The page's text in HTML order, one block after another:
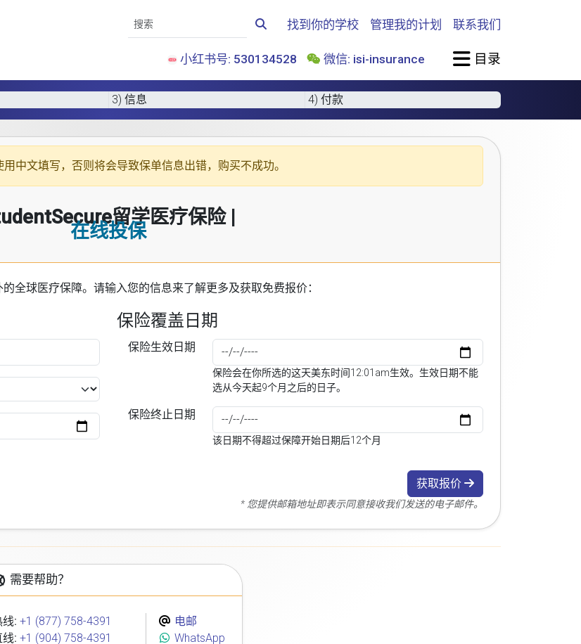
找到你的学校 管理我的计划 联系我们
小红书号: 530134528 微信: isi-insurance 目录
3) 信息 4) 付款
用中文填写，否则将会导致保单信息出错，购买不成功。
留学医疗保险 |
在线投保
全球医疗保障。请输入您的信息来了解更多及获取免费报价：
保险覆盖日期
保险生效日期
保险会在你所选的这天美东时间12:01am生效。生效日期不能
选从今天起9个月之后的日子。
保险终止日期
该日期不得超过保障开始日期后12个月
获取报价
* 您提供邮箱地址即表示同意接收我们发送的电子邮件。
需要帮助？
线: +1 (877) 758-4391
线: +1 (904) 758-4391
电邮
WhatsApp